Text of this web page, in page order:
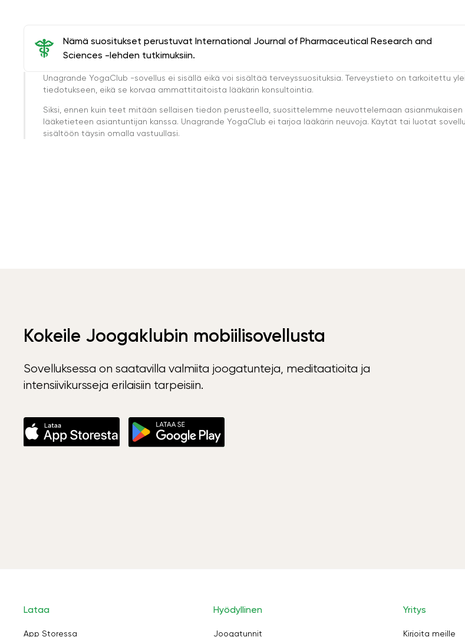
Nämä suositukset perustuvat International Journal of Pharmaceutical Research and
Sciences -lehden tutkimuksiin.
Unagrande YogaClub -sovellus ei sisällä eikä voi sisältää terveyssuosituksia. Terveystieto on tarkoitettu
tiedotukseen, eikä se korvaa ammattitaitoista lääkärin konsultointia.
Siksi, ennen kuin teet mitään sellaisen tiedon perusteella, suosittelemme neuvottelemaan asianmukaisen
lääketieteen asiantuntijan kanssa. Unagrande YogaClub ei tarjoa lääkärin neuvoja. Käytät tai luotat
sisältöön täysin omalla vastuullasi.
Kokeile Joogaklubin mobiilisovellusta
Sovelluksessa on saatavilla valmiita joogatunteja, meditaatioita ja
intensiivikursseja erilaisiin tarpeisiin.
Lataa
App Storessa
Hyödyllinen
Joogatunnit
Yritys
Kirjoita meille